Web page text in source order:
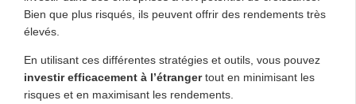
Bien que plus risqués, ils peuvent offrir des rendements très
élevés.
En utilisant ces différentes stratégies et outils, vous pouvez
investir efficacement à l’étrangertout en minimisant les
risques et en maximisant les rendements.